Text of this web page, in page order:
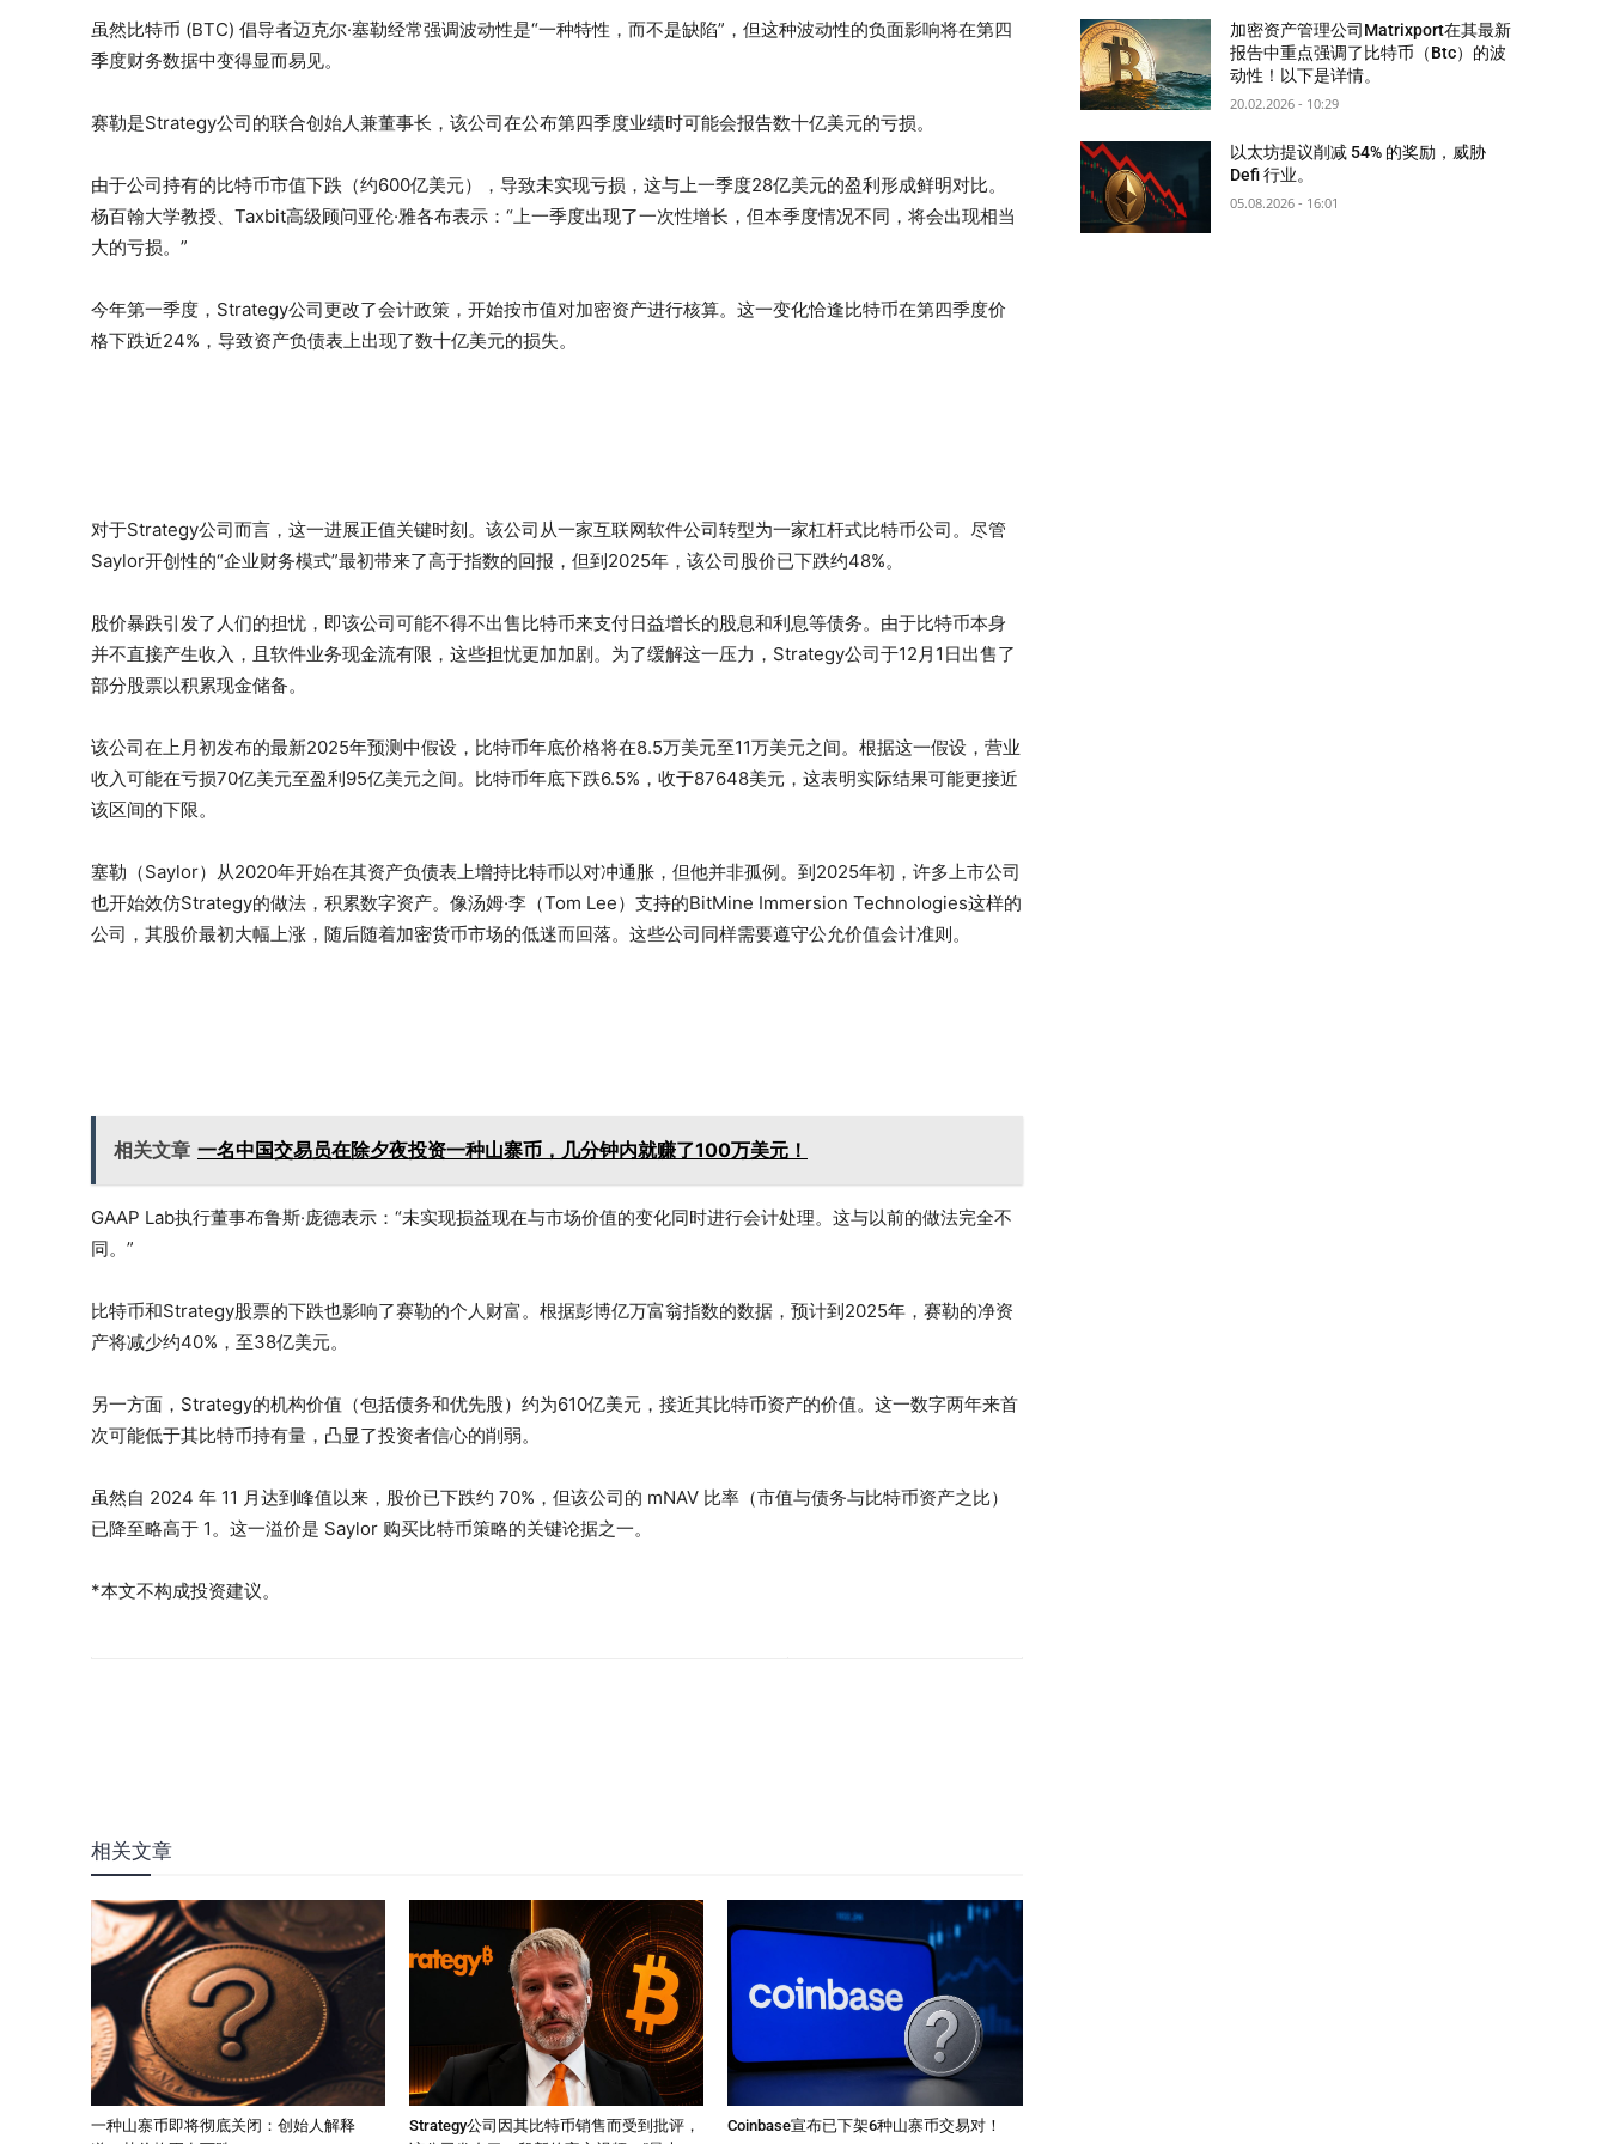
虽然比特币 (BTC) 倡导者迈克尔·塞勒经常强调波动性是“一种特性，而不是缺陷”，但这种波动性的负面影响将在第四
季度财务数据中变得显而易见。
赛勒是Strategy公司的联合创始人兼董事长，该公司在公布第四季度业绩时可能会报告数十亿美元的亏损。
由于公司持有的比特币市值下跌（约600亿美元），导致未实现亏损，这与上一季度28亿美元的盈利形成鲜明对比。
杨百翰大学教授、Taxbit高级顾问亚伦·雅各布表示：“上一季度出现了一次性增长，但本季度情况不同，将会出现相当
大的亏损。”
今年第一季度，Strategy公司更改了会计政策，开始按市值对加密资产进行核算。这一变化恰逢比特币在第四季度价
格下跌近24%，导致资产负债表上出现了数十亿美元的损失。
对于Strategy公司而言，这一进展正值关键时刻。该公司从一家互联网软件公司转型为一家杠杆式比特币公司。尽管
Saylor开创性的“企业财务模式”最初带来了高于指数的回报，但到2025年，该公司股价已下跌约48%。
股价暴跌引发了人们的担忧，即该公司可能不得不出售比特币来支付日益增长的股息和利息等债务。由于比特币本身
并不直接产生收入，且软件业务现金流有限，这些担忧更加加剧。为了缓解这一压力，Strategy公司于12月1日出售了
部分股票以积累现金储备。
该公司在上月初发布的最新2025年预测中假设，比特币年底价格将在8.5万美元至11万美元之间。根据这一假设，营业
收入可能在亏损70亿美元至盈利95亿美元之间。比特币年底下跌6.5%，收于87648美元，这表明实际结果可能更接近
该区间的下限。
塞勒（Saylor）从2020年开始在其资产负债表上增持比特币以对冲通胀，但他并非孤例。到2025年初，许多上市公司
也开始效仿Strategy的做法，积累数字资产。像汤姆·李（Tom Lee）支持的BitMine Immersion Technologies这样的
公司，其股价最初大幅上涨，随后随着加密货币市场的低迷而回落。这些公司同样需要遵守公允价值会计准则。
相关文章 一名中国交易员在除夕夜投资一种山寨币，几分钟内就赚了100万美元！
GAAP Lab执行董事布鲁斯·庞德表示：“未实现损益现在与市场价值的变化同时进行会计处理。这与以前的做法完全不
同。”
比特币和Strategy股票的下跌也影响了赛勒的个人财富。根据彭博亿万富翁指数的数据，预计到2025年，赛勒的净资
产将减少约40%，至38亿美元。
另一方面，Strategy的机构价值（包括债务和优先股）约为610亿美元，接近其比特币资产的价值。这一数字两年来首
次可能低于其比特币持有量，凸显了投资者信心的削弱。
虽然自 2024 年 11 月达到峰值以来，股价已下跌约 70%，但该公司的 mNAV 比率（市值与债务与比特币资产之比）
已降至略高于 1。这一溢价是 Saylor 购买比特币策略的关键论据之一。
*本文不构成投资建议。
相关文章
一种山寨币即将彻底关闭：创始人解释
Strategy公司因其比特币销售而受到批评，
Coinbase宣布已下架6种山寨币交易对！
加密资产管理公司Matrixport在其最新
报告中重点强调了比特币（Btc）的波
动性！以下是详情。
20.02.2026 - 10:29
以太坊提议削减 54% 的奖励，威胁
Defi 行业。
05.08.2026 - 16:01